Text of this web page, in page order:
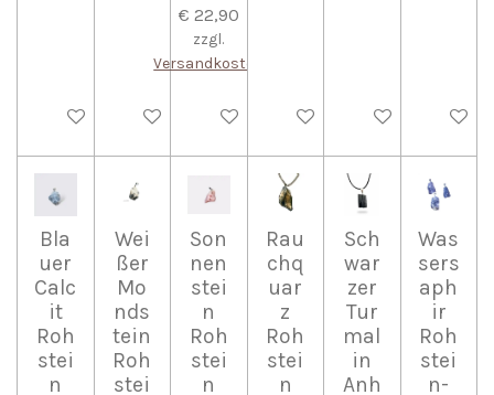
In den WarenkorbIn den Warenkorb
€ 22,90
zzgl.
Versandkosten
In den WarenkorbIn den WarenkorbIn den Warenkorb
In den
Bla
uer
Calc
it
Roh
stei
n
Wei
ßer
Mo
nds
tein
Roh
stei
Son
nen
stei
n
Roh
stei
n
Rau
chq
uar
z
Roh
stei
n
Sch
war
zer
Tur
mal
in
Anh
Was
sers
aph
ir
Roh
stei
n-